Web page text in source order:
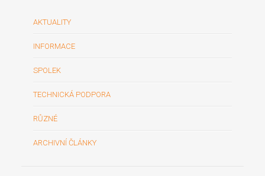
AKTUALITY
INFORMACE
SPOLEK
TECHNICKÁ PODPORA
RŮZNÉ
ARCHIVNÍ ČLÁNKY